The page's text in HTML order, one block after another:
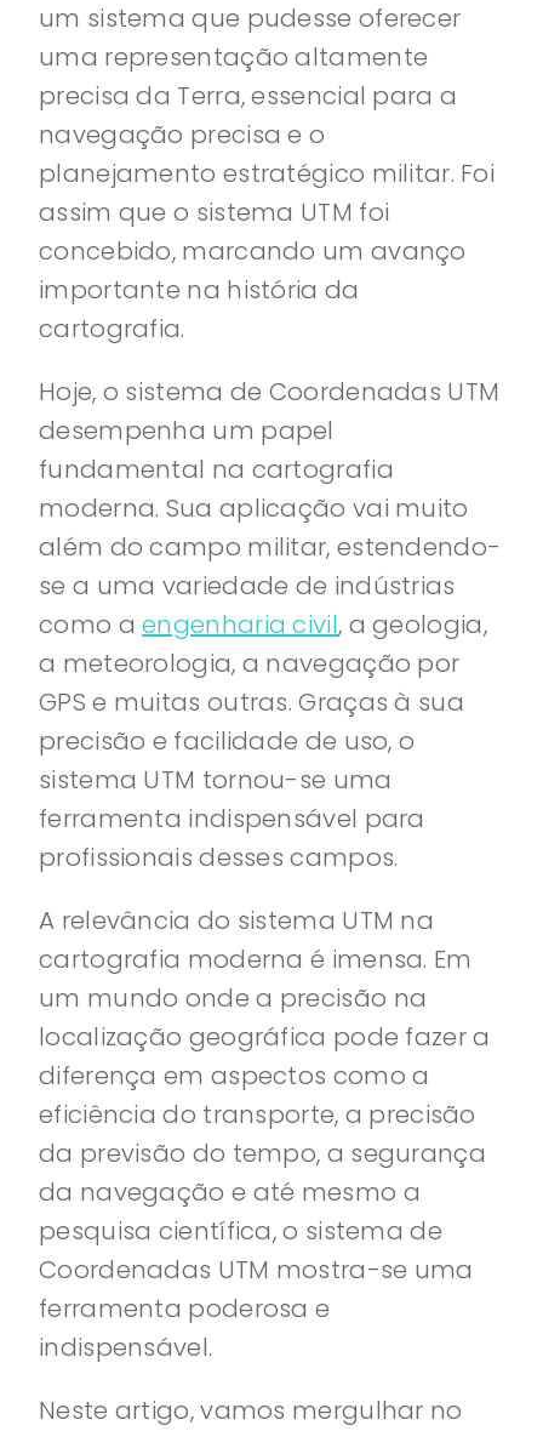
um sistema que pudesse oferecer
uma representação altamente
precisa da Terra, essencial para a
navegação precisa e o
planejamento estratégico militar. Foi
assim que o sistema UTM foi
concebido, marcando um avanço
importante na história da
cartografia.
Hoje, o sistema de Coordenadas UTM
desempenha um papel
fundamental na cartografia
moderna. Sua aplicação vai muito
além do campo militar, estendendo-
se a uma variedade de indústrias
como aengenharia civil, a geologia,
a meteorologia, a navegação por
GPS e muitas outras. Graças à sua
precisão e facilidade de uso, o
sistema UTM tornou-se uma
ferramenta indispensável para
profissionais desses campos.
A relevância do sistema UTM na
cartografia moderna é imensa. Em
um mundo onde a precisão na
localização geográfica pode fazer a
diferença em aspectos como a
eficiência do transporte, a precisão
da previsão do tempo, a segurança
da navegação e até mesmo a
pesquisa científica, o sistema de
Coordenadas UTM mostra-se uma
ferramenta poderosa e
indispensável.
Neste artigo, vamos mergulhar no